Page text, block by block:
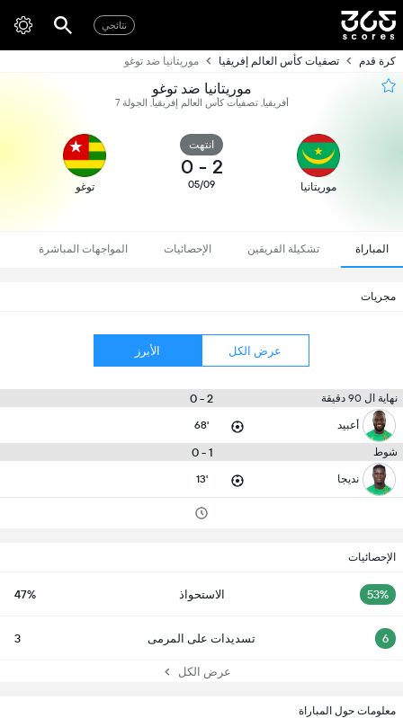
نتائجي
كرة قدم تصفيات كأس العالم إفريقيا موريتانيا ضد توغو
موريتانيا ضد توغو
أفريقيا, تصفيات كأس العالم إفريقيا, الجولة 7
موريتانيا
انتهت
2
-
0
05/09 توغو
المباراة تشكيلة الفريقين الإحصائيات المواجهات المباشرة
مجريات
عرض الكل الأبرز
نهاية ال 90 دقيقة 2 - 0
أعبيد 68'
شوط 1 - 0
نديجا 13'
الإحصائيات
53% الاستحواذ 47%
6 تسديدات على المرمى 3
عرض الكل
معلومات حول المباراة